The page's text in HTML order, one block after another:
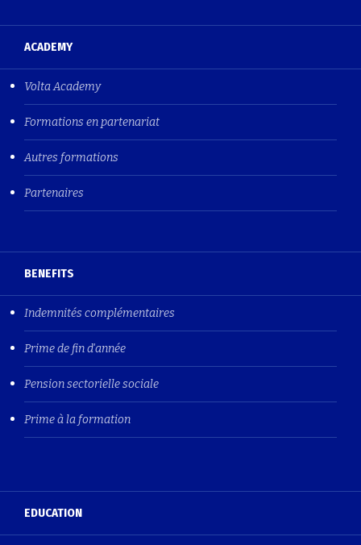
ACADEMY
Volta Academy
Formations en partenariat
Autres formations
Partenaires
BENEFITS
Indemnités complémentaires
Prime de fin d'année
Pension sectorielle sociale
Prime à la formation
EDUCATION